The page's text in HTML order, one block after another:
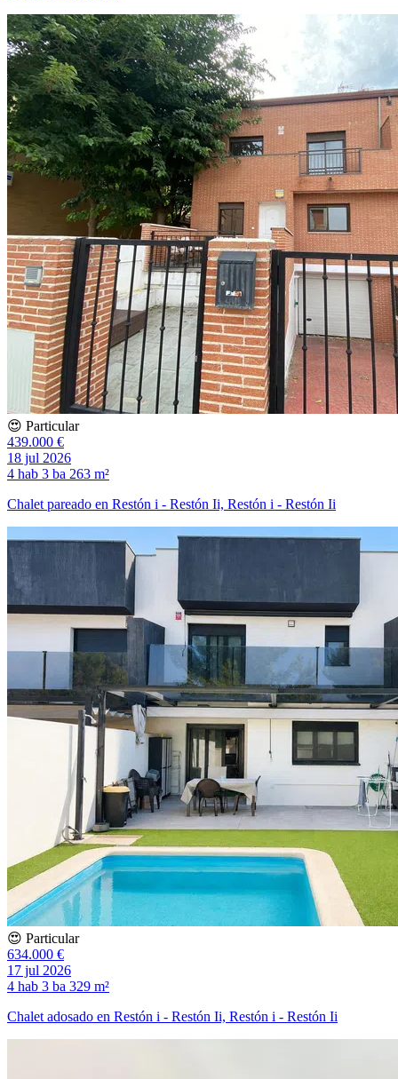
😍 Particular
439.000 €
18 jul 2026
4 hab 3 ba 263 m²
Chalet pareado en Restón i - Restón Ii, Restón i - Restón Ii
😍 Particular
634.000 €
17 jul 2026
4 hab 3 ba 329 m²
Chalet adosado en Restón i - Restón Ii, Restón i - Restón Ii